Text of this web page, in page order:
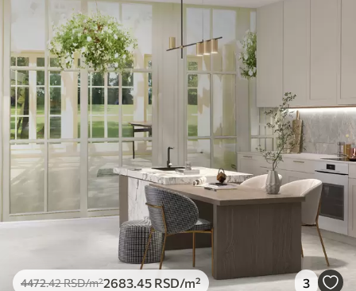
4472.42RSD/m²2683 .45 RSD/m² 3